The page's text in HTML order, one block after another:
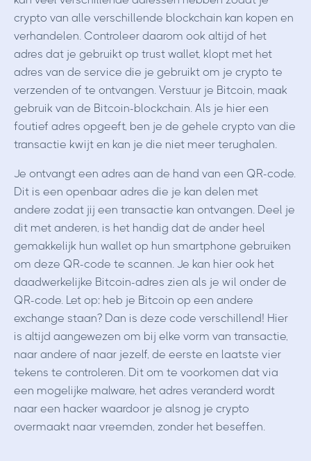
crypto van alle verschillende blockchain kan kopen en
verhandelen. Controleer daarom ook altijd of het
adres dat je gebruikt op trust wallet, klopt met het
adres van de service die je gebruikt om je crypto te
verzenden of te ontvangen. Verstuur je Bitcoin, maak
gebruik van de Bitcoin-blockchain. Als je hier een
foutief adres opgeeft, ben je de gehele crypto van die
transactie kwijt en kan je die niet meer terughalen.
Je ontvangt een adres aan de hand van een QR-code.
Dit is een openbaar adres die je kan delen met
andere zodat jij een transactie kan ontvangen. Deel je
dit met anderen, is het handig dat de ander heel
gemakkelijk hun wallet op hun smartphone gebruiken
om deze QR-code te scannen. Je kan hier ook het
daadwerkelijke Bitcoin-adres zien als je wil onder de
QR-code. Let op: heb je Bitcoin op een andere
exchange staan? Dan is deze code verschillend! Hier
is altijd aangewezen om bij elke vorm van transactie,
naar andere of naar jezelf, de eerste en laatste vier
tekens te controleren. Dit om te voorkomen dat via
een mogelijke malware, het adres veranderd wordt
naar een hacker waardoor je alsnog je crypto
overmaakt naar vreemden, zonder het beseffen.